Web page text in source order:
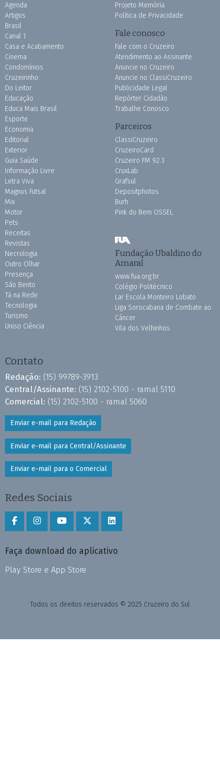
Agenda
Artigos
Brasil
Canal 1
Casa e Acabamento
Cinema
Condomínios
Cruzeirinho
Do Leitor
Educação
Educa Mais Brasil
Esporte
Economia
Editorial
Exterior
Guia Saúde
Informação Livre
Letra Viva
Magnus Futsal
Mix
Motor
Pets
Receitas
Revistas
Necrologia
Outro Olhar
Presença
São Bento
Tá na Rede
Tecnologia
Turismo
Uniso Ciência
Projeto Memória
Política de Privacidade
Fale conosco
Fale com o Cruzeiro
Atendimento ao Assinante
Anuncie no Cruzeiro
Anuncie no ClassiCruzeiro
Publicidade Legal
Repórter Cidadão
Trabalhe Conosco
Parceiros
ClassiCruzeiro
CruzeiroCard
Cruzeiro FM 92.3
CruxLab
Grafsul
Depositphotos
Burh
Pink do Bem OSSEL
Fundação Ubaldino do
Amaral
www.fua.org.br
Colégio Politécnico
Lar Escola Monteiro Lobato
Liga Sorocabana de Combate ao
Câncer
Vila dos Velhinhos
Contato
Redação: (15) 99789-3913
Central/Assinante: (15) 2102-5100 - ramal 5110
Comercial: (15) 2102-5100 - ramal 5060
Enviar e-mail para Redação
Enviar e-mail para Central/Assinante
Enviar e-mail para o Comercial
Redes Sociais
Faça download do aplicativo
Play Store e App Store
Todos os direitos reservados © 2025 Cruzeiro do Sul